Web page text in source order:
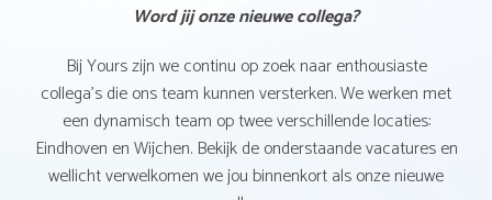
Word jij onze nieuwe collega?
Bij Yours zijn we continu op zoek naar enthousiaste
collega’s die ons team kunnen versterken. We werken met
een dynamisch team op twee verschillende locaties:
Eindhoven en Wijchen. Bekijk de onderstaande vacatures en
wellicht verwelkomen we jou binnenkort als onze nieuwe